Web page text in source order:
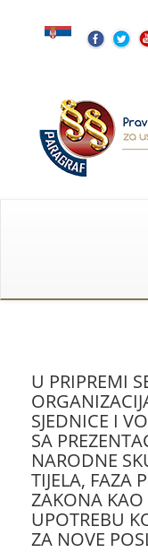
U PRIPREMI
SJEDNICE I
SA
NARODNE
TIJELA, FAZA
ZAKONA KAO
UPOTREBU
ZA NOVE